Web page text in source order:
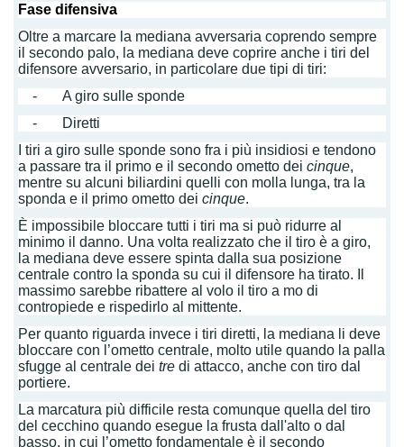
Fase difensiva
Oltre a marcare la mediana avversaria coprendo sempre
il secondo palo, la mediana deve coprire anche i tiri del
difensore avversario, in particolare due tipi di tiri:
- A giro sulle sponde
- Diretti
I tiri a giro sulle sponde sono fra i più insidiosi e tendono
a passare tra il primo e il secondo ometto deicinque,
mentre su alcuni biliardini quelli con molla lunga, tra la
sponda e il primo ometto deicinque.
È impossibile bloccare tutti i tiri ma si può ridurre al
minimo il danno. Una volta realizzato che il tiro è a giro,
la mediana deve essere spinta dalla sua posizione
centrale contro la sponda su cui il difensore ha tirato. Il
massimo sarebbe ribattere al volo il tiro a mo di
contropiede e rispedirlo al mittente.
Per quanto riguarda invece i tiri diretti, la mediana li deve
bloccare con l’ometto centrale, molto utile quando la palla
sfugge al centrale deitre di attacco, anche con tiro dal
portiere.
La marcatura più difficile resta comunque quella del tiro
del cecchino quando esegue la frusta dall'alto o dal
basso, in cui l’ometto fondamentale è il secondo